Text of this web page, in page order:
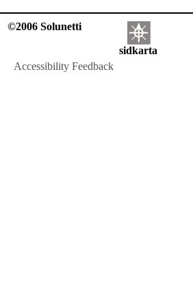
©2006 Solunetti
sidkarta
Accessibility Feedback